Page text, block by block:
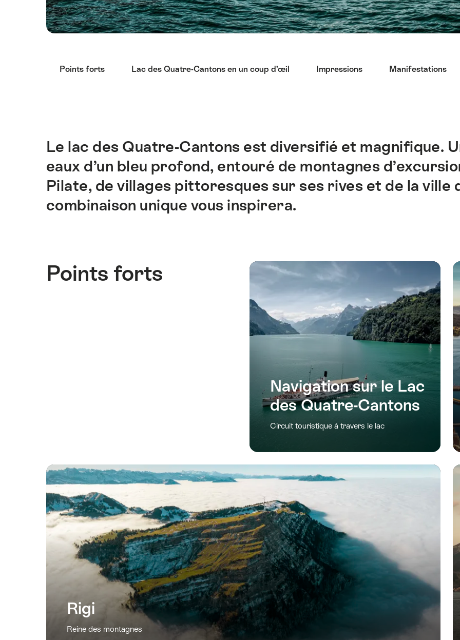
des
points
forts
sur
cette
page.
Points forts Lac des Quatre-Cantons en un coup d’œil Impressions Manifestations
Introduction
Le lac des Quatre-Cantons est diversifié et magnifique.
eaux d’un bleu profond, entouré de montagnes
Pilate, de villages pittoresques sur ses rives et de la ville
combinaison unique vous inspirera.
Points forts
Navigation sur le Lac
des Quatre-Cantons
Circuit touristique à travers le lac
Rigi
Reine des montagnes